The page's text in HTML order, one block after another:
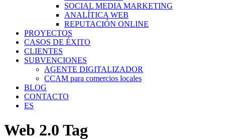
SOCIAL MEDIA MARKETING
ANALÍTICA WEB
REPUTACIÓN ONLINE
PROYECTOS
CASOS DE ÉXITO
CLIENTES
SUBVENCIONES
AGENTE DIGITALIZADOR
CCAM para comercios locales
BLOG
CONTACTO
ES
Web 2.0 Tag